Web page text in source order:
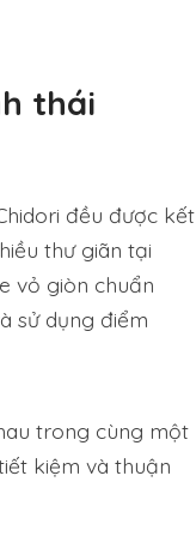
thái
đều được kết
thư giãn tại
vỏ giòn chuẩn
sử dụng điểm
trong cùng một
kiệm và thuận